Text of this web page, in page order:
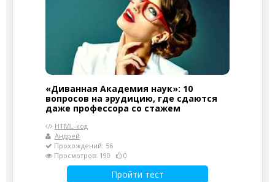
«Диванная Академия наук»: 10
вопросов на эрудицию, где сдаются
даже профессора со стажем
HTML-код
Андрей
Прохождений: 56
Просмотров: 190
0
Пройти тест